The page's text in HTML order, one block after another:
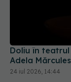
Doliu în